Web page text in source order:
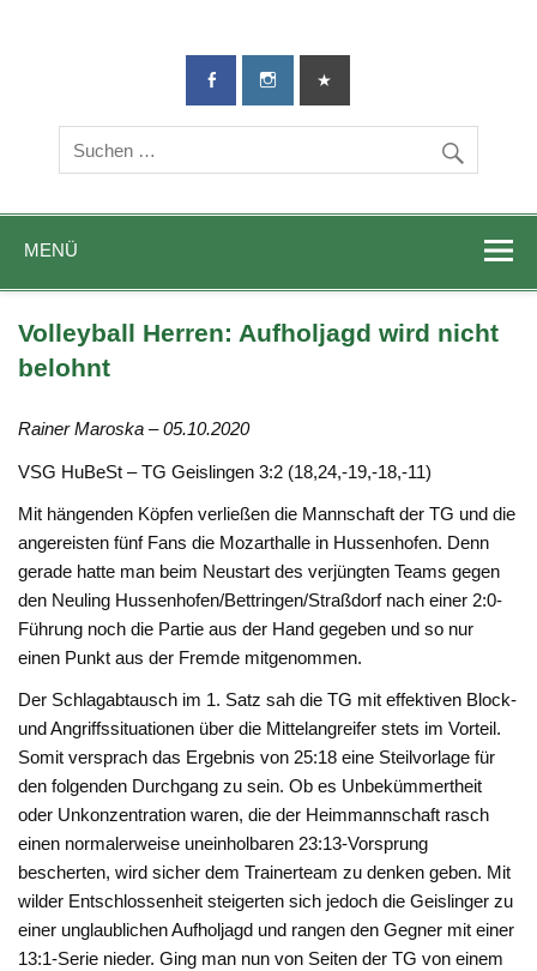
TG-Geislingen
DIE Sportadresse in Geislingen!
MENÜ
Volleyball Herren: Aufholjagd wird nicht
belohnt
Rainer Maroska – 05.10.2020
VSG HuBeSt – TG Geislingen 3:2 (18,24,-19,-18,-11)
Mit hängenden Köpfen verließen die Mannschaft der TG und die
angereisten fünf Fans die Mozarthalle in Hussenhofen. Denn
gerade hatte man beim Neustart des verjüngten Teams gegen
den Neuling Hussenhofen/Bettringen/Straßdorf nach einer 2:0-
Führung noch die Partie aus der Hand gegeben und so nur
einen Punkt aus der Fremde mitgenommen.
Der Schlagabtausch im 1. Satz sah die TG mit effektiven Block-
und Angriffssituationen über die Mittelangreifer stets im Vorteil.
Somit versprach das Ergebnis von 25:18 eine Steilvorlage für
den folgenden Durchgang zu sein. Ob es Unbekümmertheit
oder Unkonzentration waren, die der Heimmannschaft rasch
einen normalerweise uneinholbaren 23:13-Vorsprung
bescherten, wird sicher dem Trainerteam zu denken geben. Mit
wilder Entschlossenheit steigerten sich jedoch die Geislinger zu
einer unglaublichen Aufholjagd und rangen den Gegner mit einer
13:1-Serie nieder. Ging man nun von Seiten der TG von einem